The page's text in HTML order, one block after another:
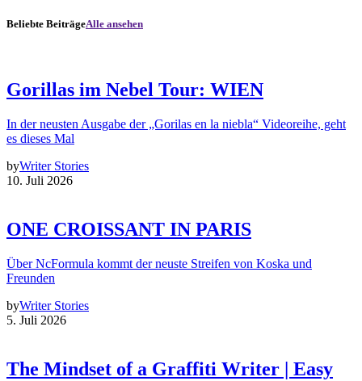
Beliebte BeiträgeAlle ansehen
Gorillas im Nebel Tour: WIEN
In der neusten Ausgabe der „Gorilas en la niebla“ Videoreihe, geht
es dieses Mal
byWriter Stories
10. Juli 2026
ONE CROISSANT IN PARIS
Über NcFormula kommt der neuste Streifen von Koska und
Freunden
byWriter Stories
5. Juli 2026
The Mindset of a Graffiti Writer | Easy